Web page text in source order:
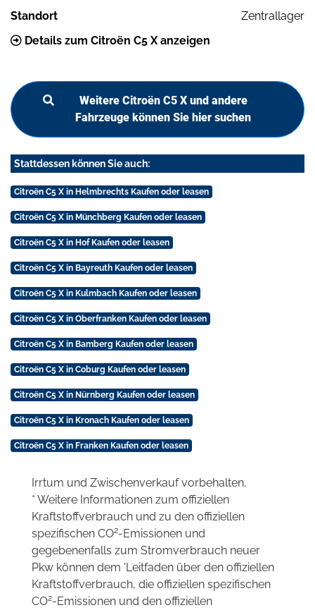
Standort
Zentrallager
Details zum Citroën C5 X anzeigen
Weitere Citroën C5 X und andere
Fahrzeuge können Sie hier suchen
Stattdessen können Sie auch:
Citroën C5 X in Helmbrechts Kaufen oder leasen
Citroën C5 X in Münchberg Kaufen oder leasen
Citroën C5 X in Hof Kaufen oder leasen
Citroën C5 X in Bayreuth Kaufen oder leasen
Citroën C5 X in Kulmbach Kaufen oder leasen
Citroën C5 X in Oberfranken Kaufen oder leasen
Citroën C5 X in Bamberg Kaufen oder leasen
Citroën C5 X in Coburg Kaufen oder leasen
Citroën C5 X in Nürnberg Kaufen oder leasen
Citroën C5 X in Kronach Kaufen oder leasen
Citroën C5 X in Franken Kaufen oder leasen
Irrtum und Zwischenverkauf vorbehalten.
* Weitere Informationen zum offiziellen
Kraftstoffverbrauch und zu den offiziellen
spezifischen CO2-Emissionen und
gegebenenfalls zum Stromverbrauch neuer
Pkw können dem 'Leitfaden über den offiziellen
Kraftstoffverbrauch, die offiziellen spezifischen
CO2-Emissionen und den offiziellen